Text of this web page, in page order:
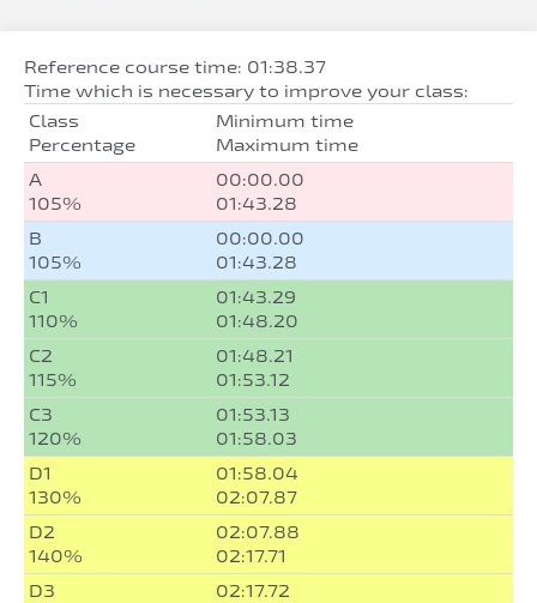
Reference course time: 01:38.37
Time which is necessary to improve your class:
Class
Percentage
Minimum time
Maximum time
A
105%
00:00.00
01:43.28
B
105%
00:00.00
01:43.28
C1
110%
01:43.29
01:48.20
C2
115%
01:48.21
01:53.12
C3
120%
01:53.13
01:58.03
D1
130%
01:58.04
02:07.87
D2
140%
02:07.88
02:17.71
D3
02:17.72